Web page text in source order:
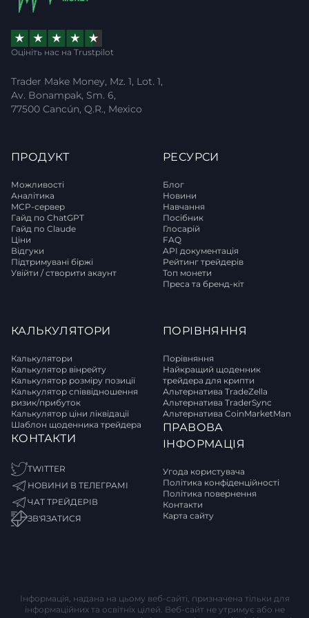
Оцініть нас на Trustpilot
Trader Make Money, Mz. 1, Lot. 1,
Av. Bonampak, Sm. 6,
77500 Cancún, Q.R., Mexico
ПРОДУКТ
Можливості
Аналітика
MCP-сервер
Гайд по ChatGPT
Гайд по Claude
Ціни
Відгуки
Підтримувані біржі
Увійти / створити акаунт
РЕСУРСИ
Блог
Новини
Навчання
Посібник
Глосарій
FAQ
API документація
Рейтинг трейдерів
Топ монети
Преса та бренд-кіт
КАЛЬКУЛЯТОРИ
Калькулятори
Калькулятор вінрейту
Калькулятор розміру позиції
Калькулятор співвідношення
ризик/прибуток
Калькулятор ціни ліквідації
Шаблон щоденника трейдера
КОНТАКТИ
TWITTER
НОВИНИ В ТЕЛЕГРАМІ
ЧАТ ТРЕЙДЕРІВ
ЗВ'ЯЗАТИСЯ
ПОРІВНЯННЯ
Порівняння
Найкращий щоденник
трейдера для крипти
Альтернатива TradeZella
Альтернатива TraderSync
Альтернатива CoinMarketMan
ПРАВОВА
ІНФОРМАЦІЯ
Угода користувача
Політика конфіденційності
Політика повернення
Контакти
Карта сайту
Інформація, надана на цьому веб-сайті, призначена тільки для
інформаційних та освітніх цілей. Веб-сайт не утримує або не